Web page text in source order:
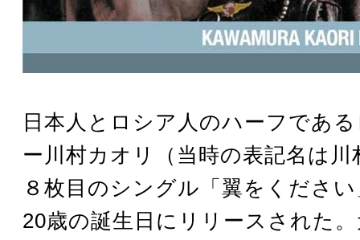
日本人とロシア人のハーフであ
ー川村カオリ（当時の表記名は
８枚目のシングル「翼をくださ
20歳の誕生日にリリースされた